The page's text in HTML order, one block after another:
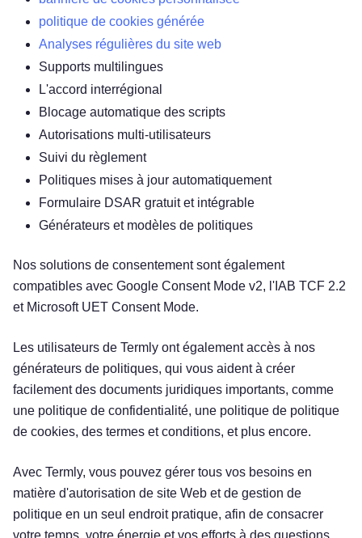
politique de cookies générée
Analyses régulières du site web
Supports multilingues
L'accord interrégional
Blocage automatique des scripts
Autorisations multi-utilisateurs
Suivi du règlement
Politiques mises à jour automatiquement
Formulaire DSAR gratuit et intégrable
Générateurs et modèles de politiques
Nos solutions de consentement sont également
compatibles avec Google Consent Mode v2, l'IAB TCF 2.2
et Microsoft UET Consent Mode.
Les utilisateurs de Termly ont également accès à nos
générateurs de politiques, qui vous aident à créer
facilement des documents juridiques importants, comme
une politique de confidentialité, une politique de politique
de cookies, des termes et conditions, et plus encore.
Avec Termly, vous pouvez gérer tous vos besoins en
matière d'autorisation de site Web et de gestion de
politique en un seul endroit pratique, afin de consacrer